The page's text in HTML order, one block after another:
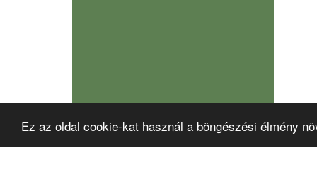
Ez az oldal cookie-kat használ a böngészési élmény